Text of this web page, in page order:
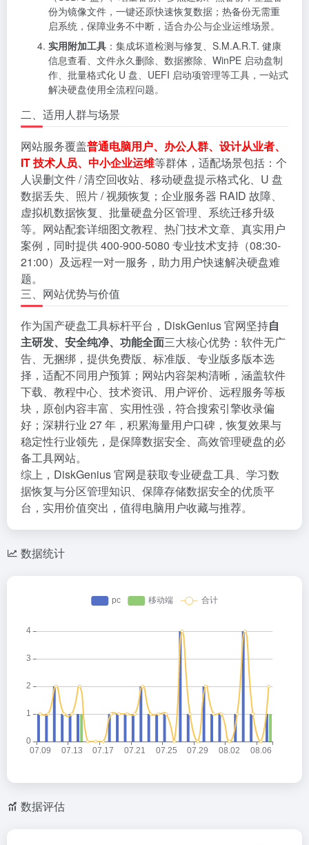
份为镜像文件，一键还原快速恢复数据；热备份无需重
启系统，保障业务不中断，适合办公与企业运维场景。
实用附加工具 ：集成坏道检测与修复、S.M.A.R.T. 健康
信息查看、文件永久删除、数据擦除、WinPE 启动盘制
作、批量格式化 U 盘、UEFI 启动项管理等工具，一站式
解决硬盘使用全流程问题。
二、适用人群与场景
网站服务覆盖普通电脑用户、办公人群、设计从业者、
IT 技术人员、中小企业运维等群体，适配场景包括：个
人误删文件 / 清空回收站、移动硬盘提示格式化、U 盘
数据丢失、照片 / 视频恢复；企业服务器 RAID 故障、
虚拟机数据恢复、批量硬盘分区管理、系统迁移升级
等。网站配套详细图文教程、热门技术文章、真实用户
案例，同时提供 400-900-5080 专业技术支持（08:30-
21:00）及远程一对一服务，助力用户快速解决硬盘难
题。
三、网站优势与价值
作为国产硬盘工具标杆平台，DiskGenius 官网坚持自
主研发、安全纯净、功能全面三大核心优势：软件无广
告、无捆绑，提供免费版、标准版、专业版多版本选
择，适配不同用户预算；网站内容架构清晰，涵盖软件
下载、教程中心、技术资讯、用户评价、远程服务等板
块，原创内容丰富、实用性强，符合搜索引擎收录偏
好；深耕行业 27 年，积累海量用户口碑，恢复效果与
稳定性行业领先，是保障数据安全、高效管理硬盘的必
备工具网站。
综上，DiskGenius 官网是获取专业硬盘工具、学习数
据恢复与分区管理知识、保障存储数据安全的优质平
台，实用价值突出，值得电脑用户收藏与推荐。
数据统计
数据评估